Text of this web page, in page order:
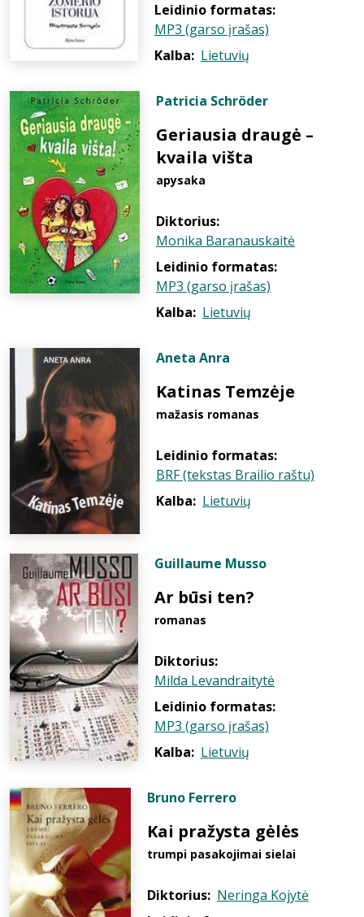
Leidinio formatas:
MP3 (garso įrašas)
Kalba: Lietuvių
Patricia Schröder
Geriausia draugė –
kvaila višta
apysaka
Diktorius:
Monika Baranauskaitė
Leidinio formatas:
MP3 (garso įrašas)
Kalba: Lietuvių
Aneta Anra
Katinas Temzėje
mažasis romanas
Leidinio formatas:
BRF (tekstas Brailio raštu)
Kalba: Lietuvių
Guillaume Musso
Ar būsi ten?
romanas
Diktorius:
Milda Levandraitytė
Leidinio formatas:
MP3 (garso įrašas)
Kalba: Lietuvių
Bruno Ferrero
Kai pražysta gėlės
trumpi pasakojimai sielai
Diktorius: Neringa Kojytė